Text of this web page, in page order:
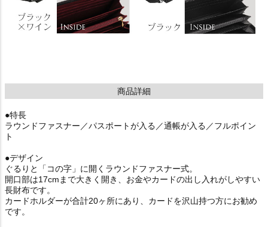
商品詳細
●特長
ラウンドファスナー／パスポートが入る／通帳が入る／フルポイン
ト
●デザイン
ぐるりと「コの字」に開くラウンドファスナー式。
開口部は17cmまで大きく開き、お金やカードの出し入れがしやすい
長財布です。
カードホルダーが合計20ヶ所にあり、カードを沢山持つ方にお勧め
です。